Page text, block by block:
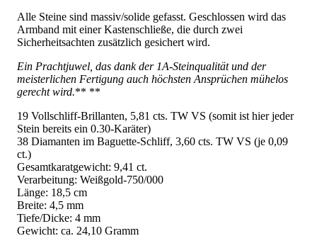
Alle Steine sind massiv/solide gefasst. Geschlossen wird das
Armband mit einer Kastenschließe, die durch zwei
Sicherheitsachten zusätzlich gesichert wird.
Ein Prachtjuwel, das dank der 1A-Steinqualität und der
meisterlichen Fertigung auch höchsten Ansprüchen mühelos
gerecht wird.** **
19 Vollschliff-Brillanten, 5,81 cts. TW VS (somit ist hier jeder
Stein bereits ein 0.30-Karäter)
38 Diamanten im Baguette-Schliff, 3,60 cts. TW VS (je 0,09
ct.)
Gesamtkaratgewicht: 9,41 ct.
Verarbeitung: Weißgold-750/000
Länge: 18,5 cm
Breite: 4,5 mm
Tiefe/Dicke: 4 mm
Gewicht: ca. 24,10 Gramm